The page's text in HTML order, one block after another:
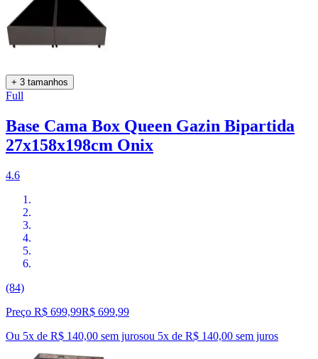
+ 3 tamanhos
Full
Base Cama Box Queen Gazin Bipartida
27x158x198cm Onix
4.6
(84)
Preço R$ 699,99R$ 699,99
Ou 5x de R$ 140,00 sem jurosou 5x de R$ 140,00 sem juros